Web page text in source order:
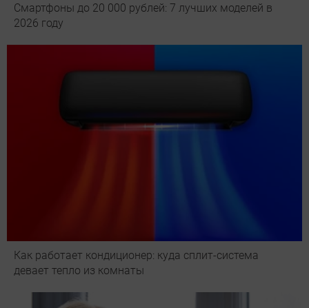
Смартфоны до 20 000 рублей: 7 лучших моделей в
2026 году
Как работает кондиционер: куда сплит-система
девает тепло из комнаты